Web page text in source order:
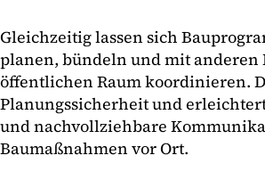
Gleichzeitig lassen sich
planen, bündeln und mit
öffentlichen Raum koordinieren.
Planungssicherheit und
und nachvollziehbare
Baumaßnahmen vor Ort.